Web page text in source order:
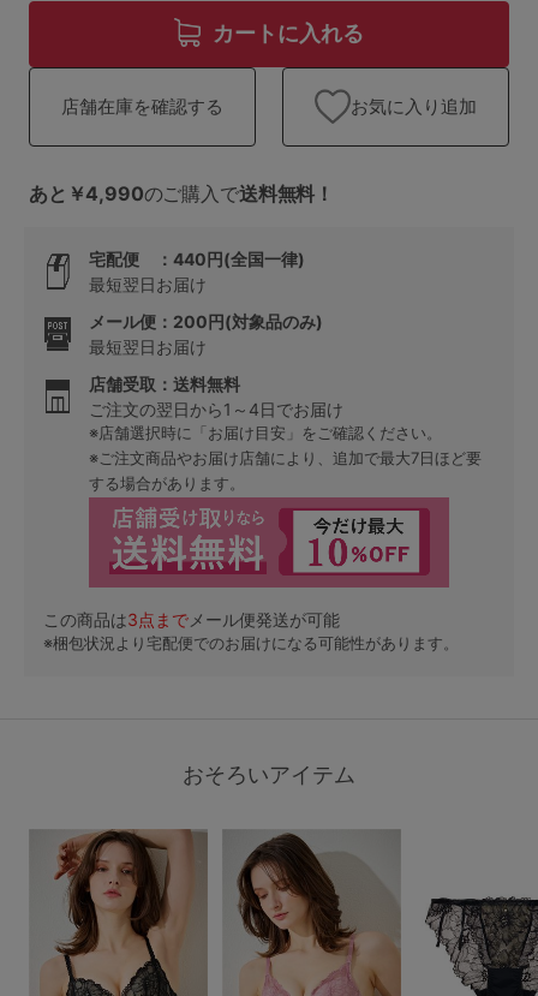
高評価レビューアイテム
WEB限定アイテム
検索を閉じる
カートに入れる
店舗在庫を確認する お気に入り追加
あと￥4,990のご購入で送料無料！
宅配便 ：440円(全国一律)
最短翌日お届け
メール便：200円(対象品のみ)
最短翌日お届け
店舗受取：送料無料
ご注文の翌日から1～4日でお届け
※店舗選択時に「お届け目安」をご確認ください。
※ご注文商品やお届け店舗により、追加で最大7日ほど要
する場合があります。
この商品は3点まで メール便発送が可能
※梱包状況より宅配便でのお届けになる可能性があります。
おそろいアイテム